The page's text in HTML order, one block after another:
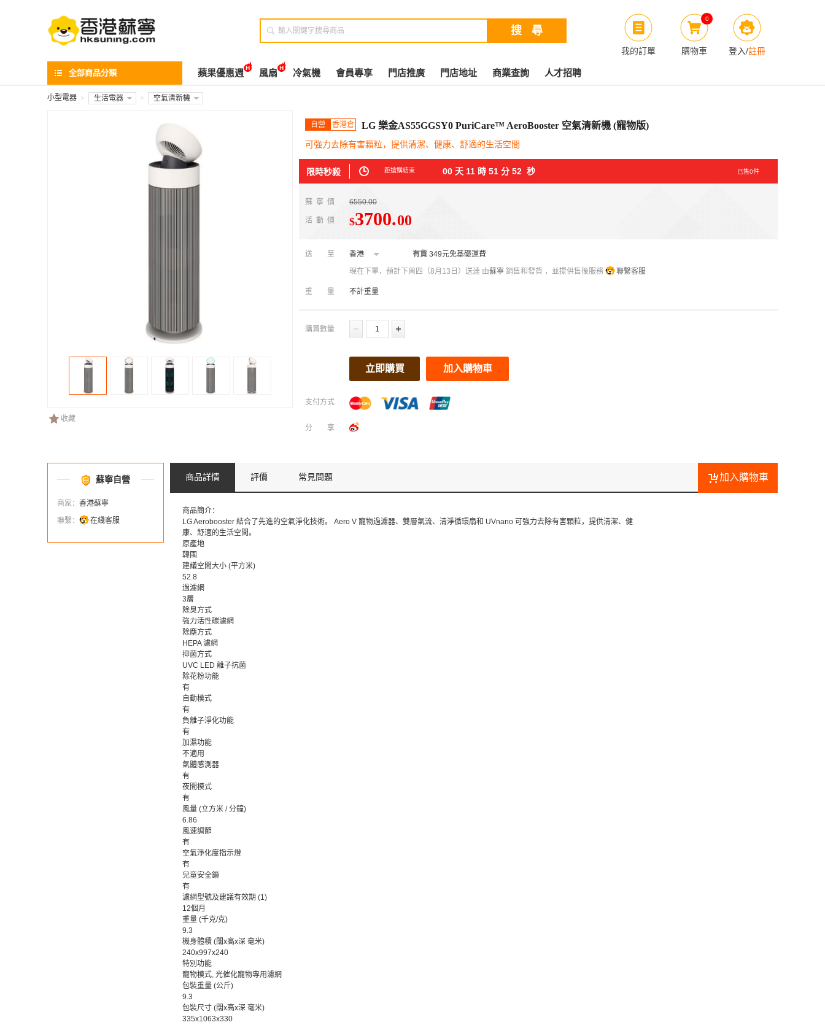
我的訂單
0
購物車 登入/註冊

全部商品分類 蘋果優惠週 風扇 冷氣機 會員專享 門店推廣 門店地址 商業查詢 人才招聘
小型電器 > 生活電器 > 空氣清新機
收藏
自營 香港倉 LG 樂金AS55GGSY0 PuriCare™ AeroBooster 空氣清新機 (寵物版)
可強力去除有害顆粒，提供清潔、健康、舒適的生活空間
限時秒殺 距搶購結束 00 天 11 時 51 分 51 秒 已售0件
蘇寧價 6550.00
活動價 $3700.00
送至 香港 有貨 349元免基礎運費
現在下單，預計下周四（8月13日）送達 由蘇寧 銷售和發貨 ，並提供售後服務 聯繫客服
重量 不計重量
購買數量
立即購買 加入購物車
支付方式
分享
蘇寧自營
商家： 香港蘇寧
聯繫：
在綫客服
加入購物車
商品詳情 評價 常見問題
商品簡介：
LG Aerobooster 結合了先進的空氣淨化技術。 Aero V 寵物過濾器、雙層氣流、清淨循環扇和 UVnano 可強力去除有害顆粒，提供清潔、健
康、舒適的生活空間。
原產地
韓國
建議空間大小 (平方米)
52.8
過濾網
3層
除臭方式
強力活性碳濾網
除塵方式
HEPA 濾網
抑菌方式
UVC LED 離子抗菌
除花粉功能
有
自動模式
有
負離子淨化功能
有
加濕功能
不適用
氣體感測器
有
夜間模式
有
風量 (立方米 / 分鐘)
6.86
風速調節
有
空氣淨化度指示燈
有
兒童安全鎖
有
濾網型號及建議有效期 (1)
12個月
重量 (千克/克)
9.3
機身體積 (闊x高x深 毫米)
240x997x240
特別功能
寵物模式, 光催化寵物專用濾網
包裝重量 (公斤)
9.3
包裝尺寸 (闊x高x深 毫米)
335x1063x330